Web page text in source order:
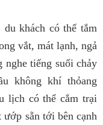
du khách có thể tắm
vắt, mát lạnh, ngả
nghe tiếng suối chảy
không khí thỏang
lịch có thể cắm trại
sẵn tới bên cạnh